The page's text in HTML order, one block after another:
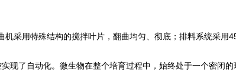
采用特殊结构的搅拌叶片，翻曲均匀、彻底；排料系统采用
现了自动化。微生物在整个培育过程中，始终处于一个密闭的